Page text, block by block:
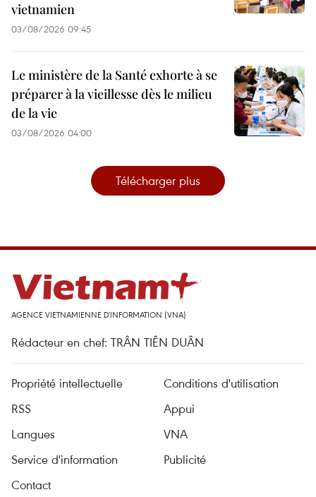
vietnamien
03/08/2026 09:45
Le ministère de la Santé exhorte à se
préparer à la vieillesse dès le milieu
de la vie
03/08/2026 04:00
Télécharger plus
AGENCE VIETNAMIENNE D'INFORMATION (VNA)
Rédacteur en chef: TRÂN TIÊN DUÂN
Propriété intellectuelle
Conditions d'utilisation
RSS
Appui
Langues
VNA
Service d'information
Publicité
Contact